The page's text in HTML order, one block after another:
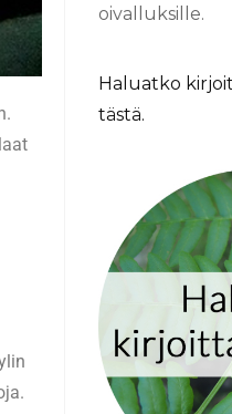
oivalluksille.
Haluatko
tästä.